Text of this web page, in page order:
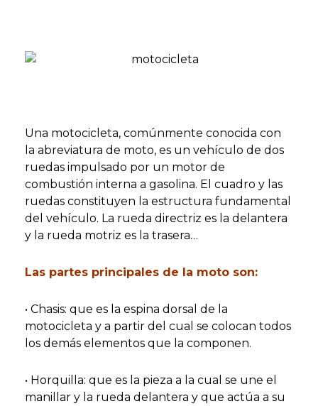
Una motocicleta, comúnmente conocida con
la abreviatura de moto, es un vehículo de dos
ruedas impulsado por un motor de
combustión interna a gasolina. El cuadro y las
ruedas constituyen la estructura fundamental
del vehículo. La rueda directriz es la delantera
y la rueda motriz es la trasera…
Las partes principales de la moto son:
• Chasis: que es la espina dorsal de la
motocicleta y a partir del cual se colocan todos
los demás elementos que la componen.
• Horquilla: que es la pieza a la cual se une el
manillar y la rueda delantera y que actúa a su